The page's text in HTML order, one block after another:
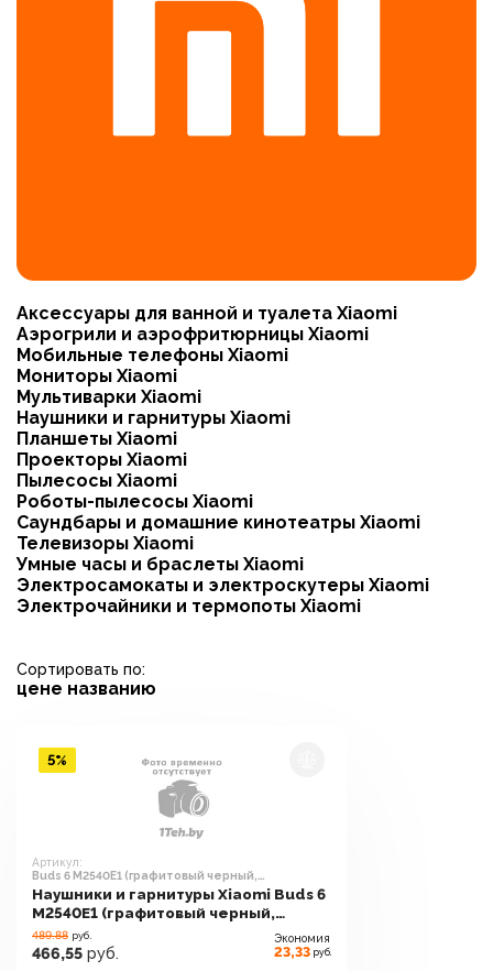
Аксессуары для ванной и туалета Xiaomi
Аэрогрили и аэрофритюрницы Xiaomi
Мобильные телефоны Xiaomi
Мониторы Xiaomi
Мультиварки Xiaomi
Наушники и гарнитуры Xiaomi
Планшеты Xiaomi
Проекторы Xiaomi
Пылесосы Xiaomi
Роботы-пылесосы Xiaomi
Саундбары и домашние кинотеатры Xiaomi
Телевизоры Xiaomi
Умные часы и браслеты Xiaomi
Электросамокаты и электроскутеры Xiaomi
Электрочайники и термопоты Xiaomi
Сортировать по:
цене названию
Артикул:
Buds 6 M2540E1 (графитовый черный,
международная версия)
Наушники и гарнитуры Xiaomi Buds 6
M2540E1 (графитовый черный,
международная версия)
489.88 руб.
466,55 руб.
Экономия
23,33 руб.
5%